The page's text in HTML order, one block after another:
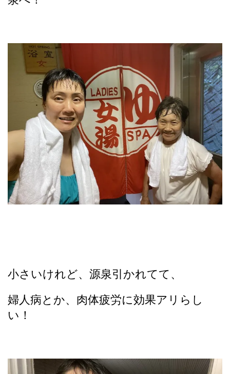
小さいけれど、源泉引かれてて、
婦人病とか、肉体疲労に効果アリらし
い！